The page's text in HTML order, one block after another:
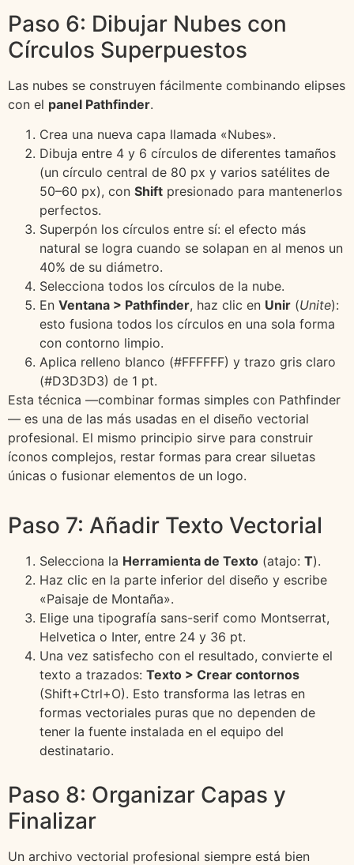
Paso 6: Dibujar Nubes con
Círculos Superpuestos
Las nubes se construyen fácilmente combinando elipses
con el panel Pathfinder.
Crea una nueva capa llamada «Nubes».
Dibuja entre 4 y 6 círculos de diferentes tamaños
(un círculo central de 80 px y varios satélites de
50–60 px), con Shift presionado para mantenerlos
perfectos.
Superpón los círculos entre sí: el efecto más
natural se logra cuando se solapan en al menos un
40% de su diámetro.
Selecciona todos los círculos de la nube.
En Ventana > Pathfinder, haz clic en Unir (Unite):
esto fusiona todos los círculos en una sola forma
con contorno limpio.
Aplica relleno blanco (#FFFFFF) y trazo gris claro
(#D3D3D3) de 1 pt.
Esta técnica —combinar formas simples con Pathfinder
— es una de las más usadas en el diseño vectorial
profesional. El mismo principio sirve para construir
íconos complejos, restar formas para crear siluetas
únicas o fusionar elementos de un logo.
Paso 7: Añadir Texto Vectorial
Selecciona la Herramienta de Texto (atajo: T).
Haz clic en la parte inferior del diseño y escribe
«Paisaje de Montaña».
Elige una tipografía sans-serif como Montserrat,
Helvetica o Inter, entre 24 y 36 pt.
Una vez satisfecho con el resultado, convierte el
texto a trazados: Texto > Crear contornos
(Shift+Ctrl+O). Esto transforma las letras en
formas vectoriales puras que no dependen de
tener la fuente instalada en el equipo del
destinatario.
Paso 8: Organizar Capas y
Finalizar
Un archivo vectorial profesional siempre está bien